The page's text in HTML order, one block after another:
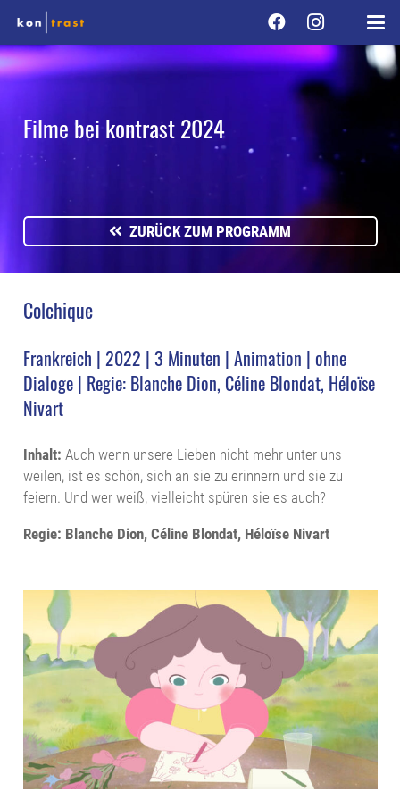
Filme bei kontrast 2024
ZURÜCK ZUM PROGRAMM
Colchique
Frankreich | 2022 | 3 Minuten | Animation | ohne
Dialoge | Regie: Blanche Dion, Céline Blondat, Héloïse
Nivart
Inhalt: Auch wenn unsere Lieben nicht mehr unter uns
weilen, ist es schön, sich an sie zu erinnern und sie zu
feiern. Und wer weiß, vielleicht spüren sie es auch?
Regie: Blanche Dion, Céline Blondat, Héloïse Nivart